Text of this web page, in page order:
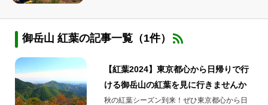
御岳山 紅葉の記事一覧（1件）
【紅葉2024】東京都心から日帰りで行
ける御岳山の紅葉を見に行きませんか
秋の紅葉シーズン到来！ぜひ東京都心から日